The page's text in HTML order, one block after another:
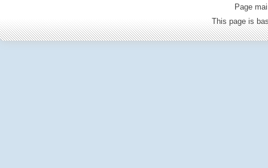
Page
This page is